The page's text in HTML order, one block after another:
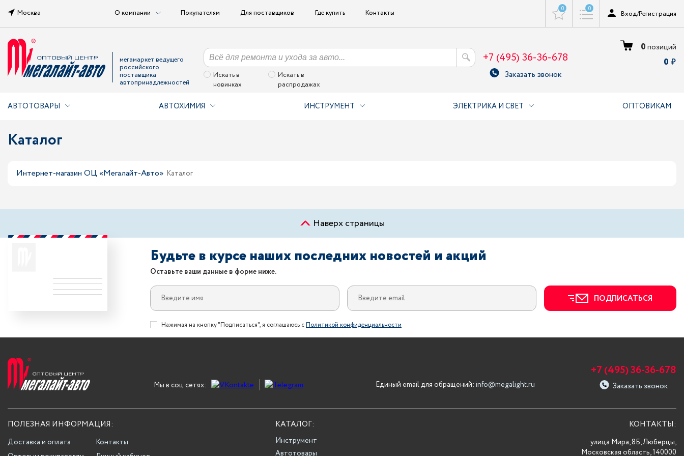
Москва О компании Покупателям Для поставщиков Где купить Контакты 0 0
Вход/Регистрация
мегамаркет ведущего
российского
поставщика
автопринадлежностей
Искать в
новинках
Искать в
распродажах
+7 (495) 36-36-678
Заказать звонок
0позиций
0
АВТОТОВАРЫ АВТОХИМИЯ ИНСТРУМЕНТ ЭЛЕКТРИКА И СВЕТ ОПТОВИКАМ
Каталог
Интернет-магазин ОЦ «Мегалайт-Авто» Каталог
Наверх страницы
Будьте в курсе наших последних новостей и акций
Оставьте ваши данные в форме ниже.
ПОДПИСАТЬСЯ
Нажимая на кнопку "Подписаться", я соглашаюсь сПолитикой конфиденциальности
Мы в соц сетях: Единый email для обращений: info@megalight.ru
+7 (495) 36-36-678
Заказать звонок
ПОЛЕЗНАЯ ИНФОРМАЦИЯ:
Доставка и оплата
Контакты
КАТАЛОГ:
Инструмент
Автотовары
КОНТАКТЫ:
улица Мира, 8Б, Люберцы,
Московская область, 140000